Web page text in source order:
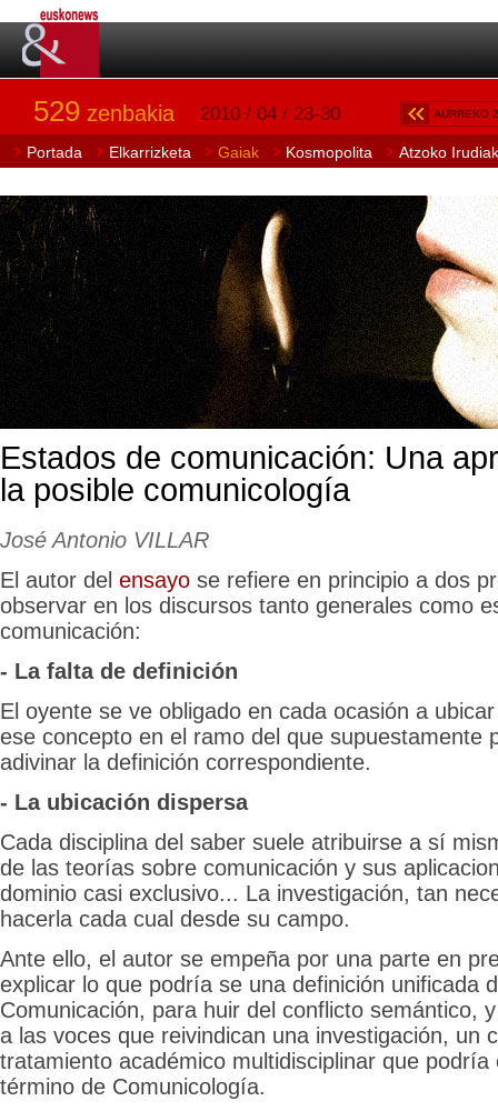
529 zenbakia 2010 / 04 / 23-30 AURREKO
Portada Elkarrizketa Gaiak Kosmopolita Atzoko Irudiak
Estados de comunicación: Una
la posible comunicología
José Antonio VILLAR
El autor del ensayo se refiere en principio a dos
observar en los discursos tanto generales como
comunicación:
- La falta de definición
El oyente se ve obligado en cada ocasión a
ese concepto en el ramo del que supuestamente
adivinar la definición correspondiente.
- La ubicación dispersa
Cada disciplina del saber suele atribuirse a sí
de las teorías sobre comunicación y sus
dominio casi exclusivo... La investigación, tan
hacerla cada cual desde su campo.
Ante ello, el autor se empeña por una parte en
explicar lo que podría se una definición unificada
Comunicación, para huir del conflicto semántico,
a las voces que reivindican una investigación, un
tratamiento académico multidisciplinar que podría
término de Comunicología.